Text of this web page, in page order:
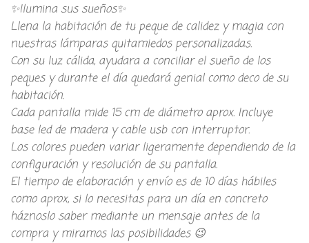
✨Ilumina sus sueños✨
Llena la habitación de tu peque de calidez y magia con
nuestras lámparas quitamiedos personalizadas.
Con su luz cálida, ayudara a conciliar el sueño de los
peques y durante el día quedará genial como deco de su
habitación.
Cada pantalla mide 15 cm de diámetro aprox. Incluye
base led de madera y cable usb con interruptor.
Los colores pueden variar ligeramente dependiendo de la
configuración y resolución de su pantalla.
El tiempo de elaboración y envío es de 10 días hábiles
como aprox, si lo necesitas para un día en concreto
háznoslo saber mediante un mensaje antes de la
compra y miramos las posibilidades 😉